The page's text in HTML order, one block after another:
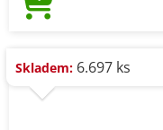
Skladem: 6.697 ks